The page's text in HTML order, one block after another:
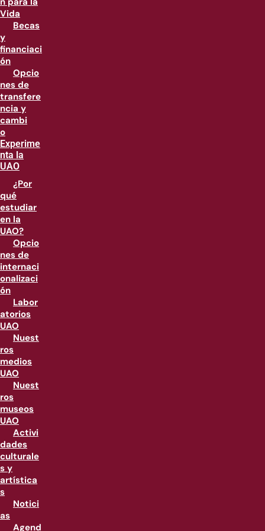
Vida
Becas
y
financiaci
ón
Opcio
nes de
transfere
ncia y
cambi
o
Experime
nta la
UAO
¿Por
qué
estudiar
en la
UAO?
Opcio
nes de
internaci
onalizaci
ón
Labor
atorios
UAO
Nuest
ros
medios
UAO
Nuest
ros
museos
UAO
Activi
dades
culturale
s y
artística
s
Notici
as
Agend